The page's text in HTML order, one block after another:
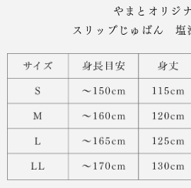
やまとオリジ
スリップじゅばん 塩